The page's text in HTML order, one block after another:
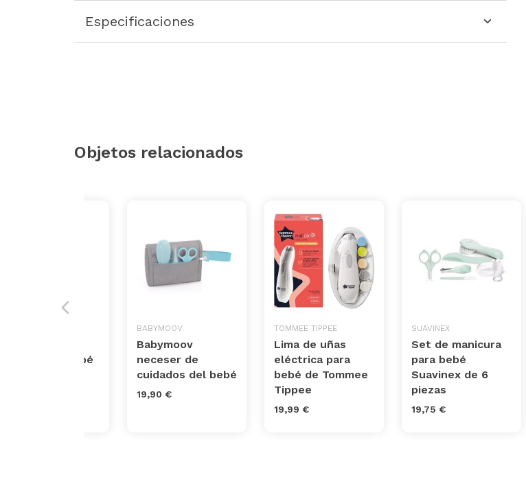
Especificaciones
Objetos relacionados
del bebé
BABYMOOV
Babymoov
neceser de
cuidados del bebé
19,90 €
TOMMEE TIPPEE
Lima de uñas
eléctrica para
bebé de Tommee
Tippee
19,99 €
SUAVINEX
Set de manicura
para bebé
Suavinex de 6
piezas
19,75 €